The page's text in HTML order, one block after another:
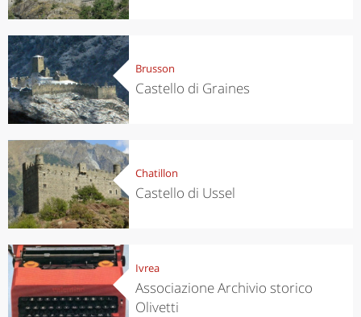
Brusson
Castello di Graines
Chatillon
Castello di Ussel
Ivrea
Associazione Archivio storico
Olivetti